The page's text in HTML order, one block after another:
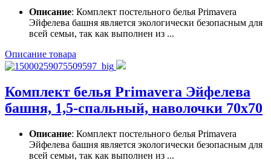
Описание: Комплект постельного белья Primavera
Эйфелева башня является экологически безопасным для
всей семьи, так как выполнен из ...
Описание товара
Комплект белья Primavera Эйфелева
башня, 1,5-спальный, наволочки 70x70
Описание: Комплект постельного белья Primavera
Эйфелева башня является экологически безопасным для
всей семьи, так как выполнен из ...